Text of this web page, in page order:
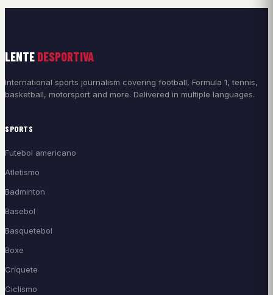
LENTE DESPORTIVA
International sports journalism covering football, Formula 1, tennis,
basketball, motorsport and more. Delivered in multiple languages.
SPORTS
Futebol americano
Atletismo
Badminton
Basebol
Basquetebol
Boxe
Críquete
Ciclismo